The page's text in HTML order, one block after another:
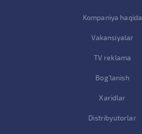
Kompaniya haqida
Vakansiyalar
TV reklama
Bog'lanish
Xaridlar
Distribyutorlar